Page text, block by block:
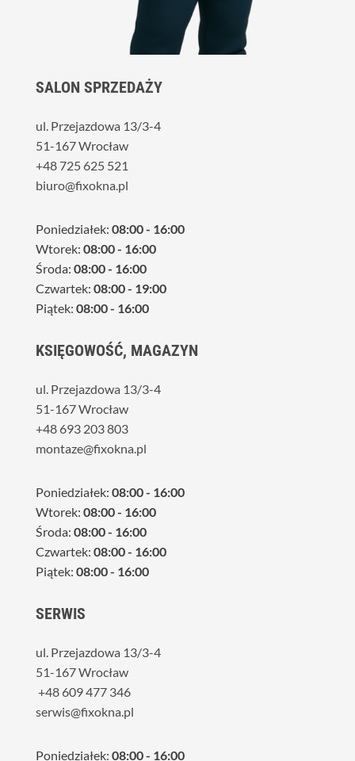
SALON SPRZEDAŻY
ul. Przejazdowa 13/3-4
51-167 Wrocław
+48 725 625 521
biuro@fixokna.pl
Poniedziałek: 08:00 - 16:00
Wtorek: 08:00 - 16:00
Środa: 08:00 - 16:00
Czwartek: 08:00 - 19:00
Piątek: 08:00 - 16:00
KSIĘGOWOŚĆ, MAGAZYN
ul. Przejazdowa 13/3-4
51-167 Wrocław
+48 693 203 803
montaze@fixokna.pl
Poniedziałek: 08:00 - 16:00
Wtorek: 08:00 - 16:00
Środa: 08:00 - 16:00
Czwartek: 08:00 - 16:00
Piątek: 08:00 - 16:00
SERWIS
ul. Przejazdowa 13/3-4
51-167 Wrocław
+48 609 477 346
serwis@fixokna.pl
Poniedziałek: 08:00 - 16:00